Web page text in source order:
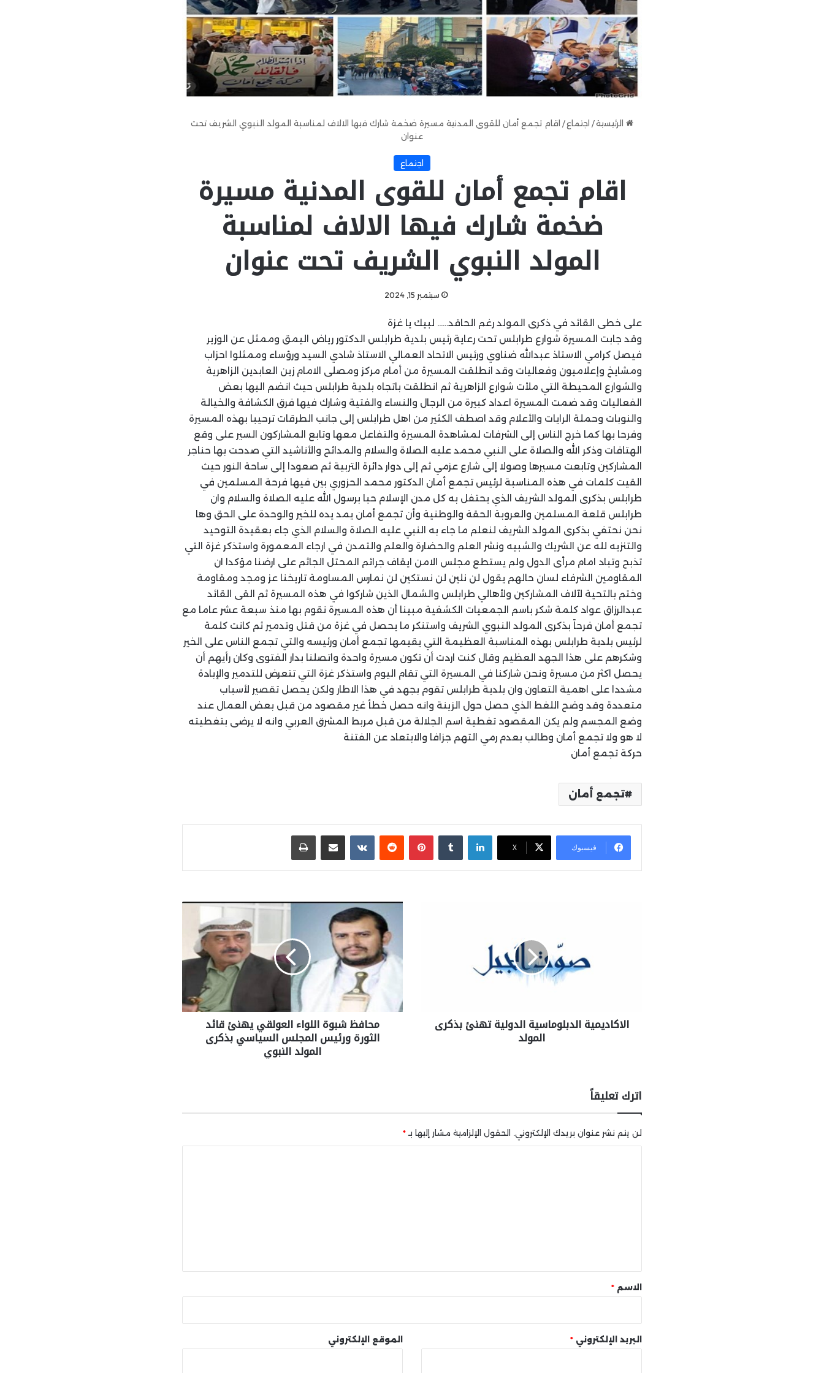
الرئيسية/ اجتماع/ اقام تجمع أمان للقوى المدنية مسيرة ضخمة شارك فيها الالاف لمناسبة المولد النبوي الشريف تحت
عنوان
اجتماع
اقام تجمع أمان للقوى المدنية مسيرة
ضخمة شارك فيها الالاف لمناسبة
المولد النبوي الشريف تحت عنوان
سبتمبر 15, 2024
على خطى القائد في ذكرى المولد رغم الحاقد…… لبيك يا غزة
وقد جابت المسيرة شوارع طرابلس تحت رعاية رئيس بلدية طرابلس الدكتور رياض اليمق وممثل عن الوزير
فيصل كرامي الاستاذ عبدالله ضناوي ورئيس الاتحاد العمالي الاستاذ شادي السيد ورؤساء وممثلوا احزاب
ومشايخ وإعلاميون وفعاليات وقد انطلقت المسيرة من أمام مركز ومصلى الامام زين العابدين الزاهرية
والشوارع المحيطة التي ملأت شوارع الزاهرية ثم انطلقت باتجاه بلدية طرابلس حيث انضم اليها بعض
الفعاليات وقد ضمت المسيرة اعداد كبيرة من الرجال والنساء والفتية وشارك فيها فرق الكشافة والخيالة
والنوبات وحملة الرايات والأعلام وقد اصطف الكثير من اهل طرابلس إلى جانب الطرقات ترحيبا بهذه المسيرة
وفرحا بها كما خرج الناس إلى الشرفات لمشاهدة المسيرة والتفاعل معها وتابع المشاركون السير على وقع
الهتافات وذكر الله والصلاة على النبي محمد عليه الصلاة والسلام والمدائح والأناشيد التي صدحت بها حناجر
المشاركين وتابعت مسيرها وصولا إلى شارع عزمي ثم إلى دوار دائرة التربية ثم صعودا إلى ساحة النور حيث
القيت كلمات في هذه المناسبة لرئيس تجمع أمان الدكتور محمد الحزوري بين فيها فرحة المسلمين في
طرابلس بذكرى المولد الشريف الذي يحتفل به كل مدن الإسلام حبا برسول الله عليه الصلاة والسلام وان
طرابلس قلعة المسلمين والعروبة الحقة والوطنية وأن تجمع أمان يمد يده للخير والوحدة على الحق وها
نحن نحتفي بذكرى المولد الشريف لنعلم ما جاء به النبي عليه الصلاة والسلام الذي جاء بعقيدة التوحيد
والتنزيه لله عن الشريك والشبيه ونشر العلم والحضارة والعلم والتمدن في ارجاء المعمورة واستذكر غزة التي
تذبح وتباد امام مرأى الدول ولم يستطع مجلس الامن ايقاف جرائم المحتل الجاثم على ارضنا مؤكدا ان
المقاومين الشرفاء لسان حالهم يقول لن نلين لن نستكين لن نمارس المساومة تاريخنا عز ومجد ومقاومة
وختم بالتحية لآلاف المشاركين ولأهالي طرابلس والشمال الذين شاركوا في هذه المسيرة ثم القى القائد
عبدالرزاق عواد كلمة شكر باسم الجمعيات الكشفية مبينا أن هذه المسيرة نقوم بها منذ سبعة عشر عاما مع
تجمع أمان فرحاً بذكرى المولد النبوي الشريف واستنكر ما يحصل في غزة من قتل وتدمير ثم كانت كلمة
لرئيس بلدية طرابلس بهذه المناسبة العظيمة التي يقيمها تجمع أمان ورئيسه والتي تجمع الناس على الخير
وشكرهم على هذا الجهد العظيم وقال كنت اردت أن تكون مسيرة واحدة واتصلنا بدار الفتوى وكان رأيهم أن
يحصل اكثر من مسيرة ونحن شاركنا في المسيرة التي تقام اليوم واستذكر غزة التي تتعرض للتدمير والإبادة
مشددا على اهمية التعاون وان بلدية طرابلس تقوم بجهد في هذا الاطار ولكن يحصل تقصير لأسباب
متعددة وقد وضح اللغط الذي حصل حول الزينة وانه حصل خطأ غير مقصود من قبل بعض العمال عند
وضع المجسم ولم يكن المقصود تغطية اسم الجلالة من قبل مربط المشرق العربي وانه لا يرضى بتغطيته
لا هو ولا تجمع أمان وطالب بعدم رمي التهم جزافا والابتعاد عن الفتنة
حركة تجمع أمان
تجمع أمان
فيسبوك X
لينكدإن بينتيريست مشاركة عبر البريد طباعة
الاكاديمية الدبلوماسية الدولية تهنئ بذكرى
المولد
محافظ شبوة اللواء العولقي يهنئ قائد
الثورة ورئيس المجلس السياسي بذكرى
المولد النبوي
اترك تعليقاً
لن يتم نشر عنوان بريدك الإلكتروني. الحقول الإلزامية مشار إليها بـ *
* الاسم *
البريد الإلكتروني * الموقع الإلكتروني